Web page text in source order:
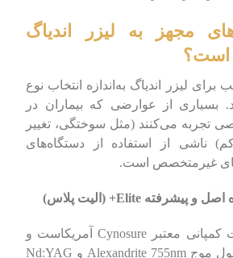
مجهز به لیزر اندیاگ
است؟
برای لیزر اندیاگ به‌اندازه انتخاب نوع
بسیاری از عوارضی که بیماران در
تجربه می‌کنند (مثل سوختگی، تغییر
ناشی از استفاده از دستگاه‌های
غیرمتخصص است.
• این دستگاه ساخت کمپانی معتبر Cynosure آمریکاست و
قابلیت ترکیب دو طول موج Alexandrite 755nm و Nd:YAG